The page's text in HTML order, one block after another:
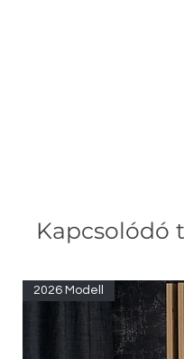
Kapcsolódó
2026 Modell